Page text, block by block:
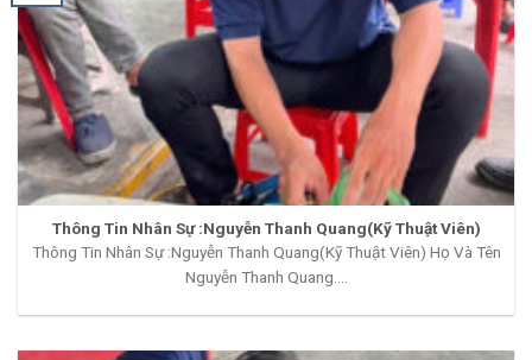
Thông Tin Nhân Sự :Nguyễn Thanh Quang(Kỹ Thuật Viên)
Thông Tin Nhân Sự :Nguyễn Thanh Quang(Kỹ Thuật Viên) Họ Và Tên
Nguyễn Thanh Quang....